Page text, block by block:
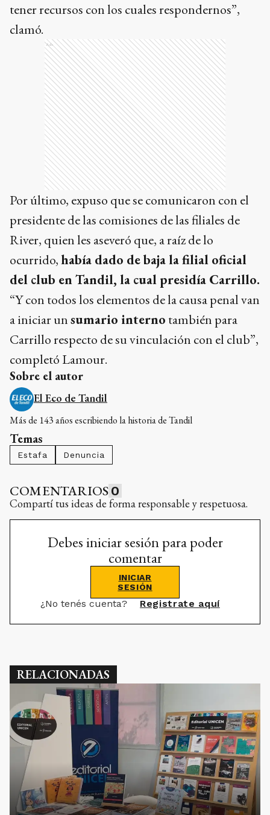
tener recursos con los cuales respondernos”,
clamó.
Ads
Por último, expuso que se comunicaron con el
presidente de las comisiones de las filiales de
River, quien les aseveró que, a raíz de lo
ocurrido,había dado de baja la filial oficial
del club en Tandil, la cual presidía Carrillo.
“Y con todos los elementos de la causa penal van
a iniciar unsumario interno también para
Carrillo respecto de su vinculación con el club”,
completó Lamour.
Sobre el autor
El Eco de Tandil
Más de 143 años escribiendo la historia de Tandil
Temas
Estafa Denuncia
COMENTARIOS 0
Compartí tus ideas de forma responsable y respetuosa.
Debes iniciar sesión para poder
comentar
INICIAR
SESIÓN
¿No tenés cuenta? Registrate aquí
RELACIONADAS